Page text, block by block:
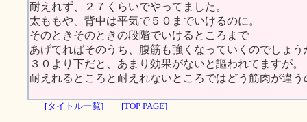
耐えれず、２７くらいでやってました。
太ももや、背中は平気で５０までいけるのに。
そのときそのときの段階でいけるところまで
あげてればそのうち、腹筋も強くなっていくのでしょう
３０より下だと、あまり効果がないと謳われてますが。
耐えれるところと耐えれないところではどう筋肉が違う
[タイトル一覧] [TOP PAGE]